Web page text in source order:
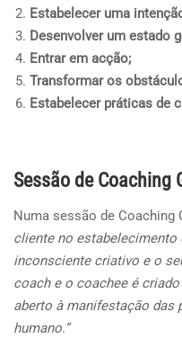
Estabelecer uma
Desenvolver um estado
Entrar em acção;
Transformar os
Estabelecer práticas de
Sessão de Coaching
Numa sessão de Coaching
cliente no estabelecimento
inconsciente criativo e o
coach e o coachee é
aberto à manifestação das
humano.”